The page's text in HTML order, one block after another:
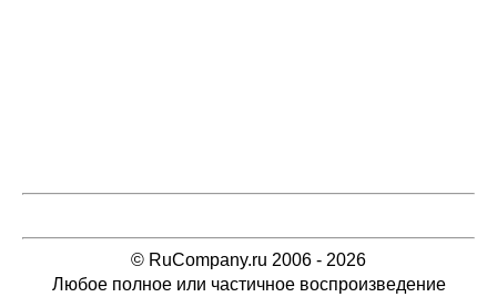
© RuCompany.ru 2006 - 2026
Любое полное или частичное воспроизведение